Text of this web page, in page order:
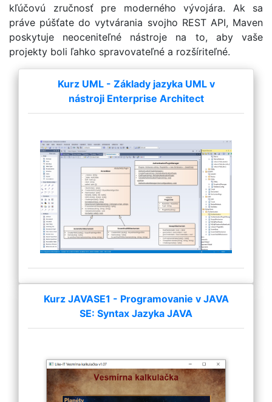
kľúčovú zručnosť pre moderného vývojára. Ak sa
práve púšťate do vytvárania svojho REST API, Maven
poskytuje neoceniteľné nástroje na to, aby vaše
projekty boli ľahko spravovateľné a rozšíriteľné.
Kurz UML - Základy jazyka UML v
nástroji Enterprise Architect
Kurz JAVASE1 - Programovanie v JAVA
SE: Syntax Jazyka JAVA